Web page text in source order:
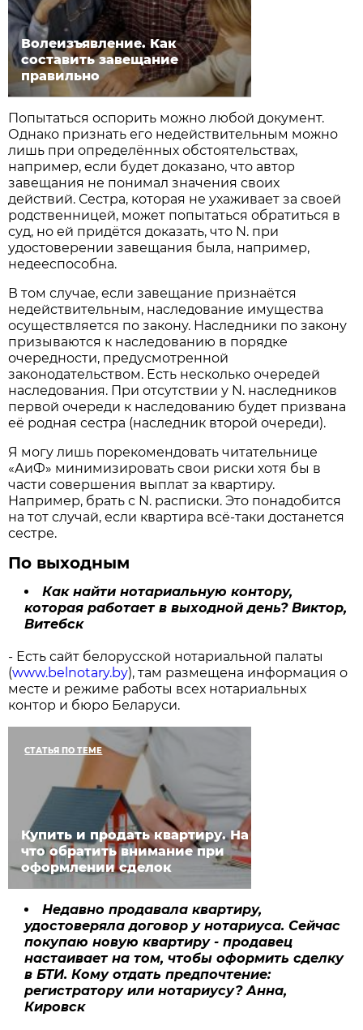
Волеизъявление. Как
составить завещание
правильно
Попытаться оспорить можно любой документ.
Однако признать его недействительным можно
лишь при определённых обстоятельствах,
например, если будет доказано, что автор
завещания не понимал значения своих
действий. Сестра, которая не ухаживает за своей
родственницей, может попытаться обратиться в
суд, но ей придётся доказать, что N. при
удостоверении завещания была, например,
недееспособна.
В том случае, если завещание признаётся
недействительным, наследование имущества
осуществляется по закону. Наследники по закону
призываются к наследованию в порядке
очередности, предусмотренной
законодательством. Есть несколько очередей
наследования. При отсутствии у N. наследников
первой очереди к наследованию будет призвана
её родная сестра (наследник второй очереди).
Я могу лишь порекомендовать читательнице
«АиФ» минимизировать свои риски хотя бы в
части совершения выплат за квартиру.
Например, брать с N. расписки. Это понадобится
на тот случай, если квартира всё-таки достанется
сестре.
По выходным
Как найти нотариальную контору,
которая работает в выходной день?Виктор,
Витебск
- Есть сайт белорусской нотариальной палаты
(www.belnotary.by), там размещена информация о
месте и режиме работы всех нотариальных
контор и бюро Беларуси.
СТАТЬЯ ПО ТЕМЕ
Купить и продать квартиру. На
что обратить внимание при
оформлении сделок
Недавно продавала квартиру,
удостоверяла договор у нотариуса. Сейчас
покупаю новую квартиру - продавец
настаивает на том, чтобы оформить сделку
в БТИ. Кому отдать предпочтение:
регистратору или нотариусу?Анна,
Кировск